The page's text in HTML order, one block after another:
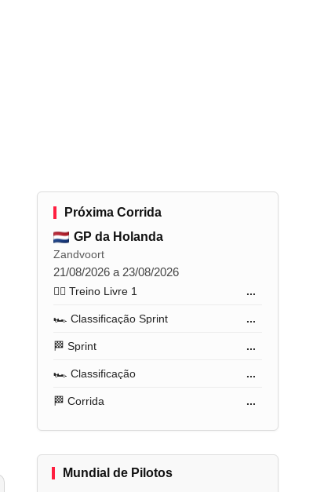
Próxima Corrida
GP da Holanda
Zandvoort
21/08/2026 a 23/08/2026
🏋️‍♂️ Treino Livre 1 ...
🏎️ Classificação Sprint ...
🏁 Sprint ...
🏎️ Classificação ...
🏁 Corrida ...
Mundial de Pilotos